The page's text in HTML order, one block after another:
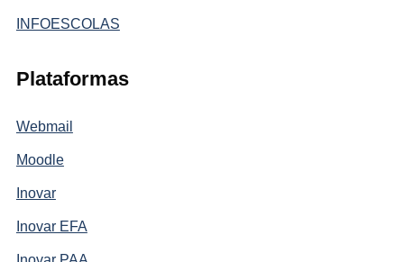
INFOESCOLAS
Plataformas
Webmail
Moodle
Inovar
Inovar EFA